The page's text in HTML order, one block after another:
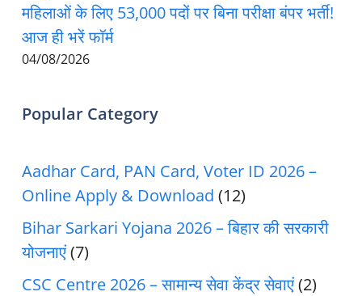
महिलाओं के लिए 53,000 पदों पर बिना परीक्षा बंपर भर्ती!
आज ही भरें फॉर्म
04/08/2026
Popular Category
Aadhar Card, PAN Card, Voter ID 2026 –
Online Apply & Download (12)
Bihar Sarkari Yojana 2026 – बिहार की सरकारी
योजनाएं(7)
CSC Centre 2026 – सामान्य सेवा केंद्र सेवाएं(2)